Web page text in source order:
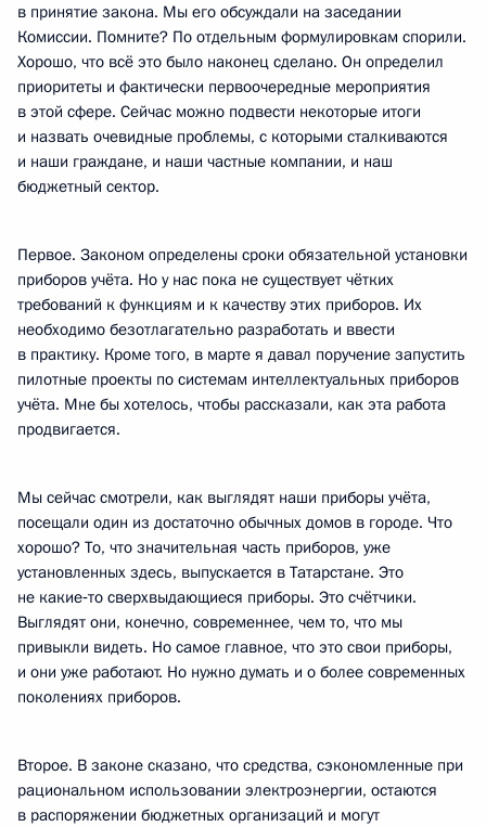
в принятие закона. Мы его обсуждали на заседании
Комиссии. Помните? По отдельным формулировкам спорили.
Хорошо, что всё это было наконец сделано. Он определил
приоритеты и фактически первоочередные мероприятия
в этой сфере. Сейчас можно подвести некоторые итоги
и назвать очевидные проблемы, с которыми сталкиваются
и наши граждане, и наши частные компании, и наш
бюджетный сектор.
Первое. Законом определены сроки обязательной установки
приборов учёта. Но у нас пока не существует чётких
требований к функциям и к качеству этих приборов. Их
необходимо безотлагательно разработать и ввести
в практику. Кроме того, в марте я давал поручение запустить
пилотные проекты по системам интеллектуальных приборов
учёта. Мне бы хотелось, чтобы рассказали, как эта работа
продвигается.
Мы сейчас смотрели, как выглядят наши приборы учёта,
посещали один из достаточно обычных домов в городе. Что
хорошо? То, что значительная часть приборов, уже
установленных здесь, выпускается в Татарстане. Это
не какие‑то сверхвыдающиеся приборы. Это счётчики.
Выглядят они, конечно, современнее, чем то, что мы
привыкли видеть. Но самое главное, что это свои приборы,
и они уже работают. Но нужно думать и о более современных
поколениях приборов.
Второе. В законе сказано, что средства, сэкономленные при
рациональном использовании электроэнергии, остаются
в распоряжении бюджетных организаций и могут